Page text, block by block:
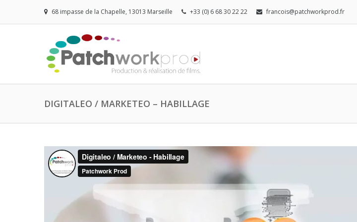
68 impasse de la Chapelle, 13013 Marseille +33 (0) 6 68 30 22 22 francois@patchworkprod.fr
DIGITALEO / MARKETEO – HABILLAGE